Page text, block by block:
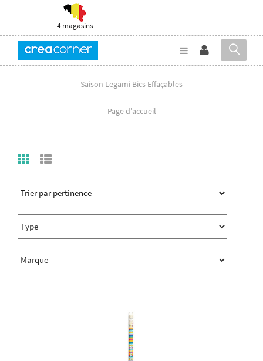
4 magasins
Saison Legami Bics Effaçables
Page d'accueil